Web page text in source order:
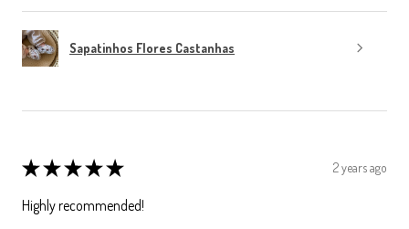
Sapatinhos Flores Castanhas
★★★★★ 2 years ago
Highly recommended!